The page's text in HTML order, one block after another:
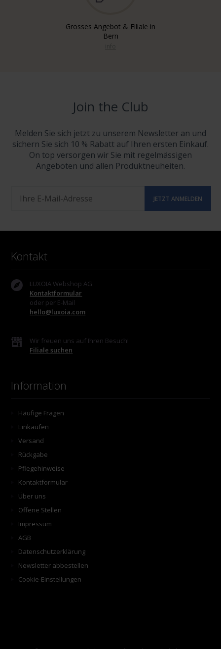
Grosses Angebot & Filiale in
Bern
Join the Club
Melden Sie sich jetzt zu unserem Newsletter an und
sichern Sie sich 10 % Rabatt auf Ihren ersten Einkauf.
On top versorgen wir Sie mit regelmässigen
Angeboten und allen Produktneuheiten.
Kontakt
LUXOIA Webshop AG
Kontaktformular
oder per E-Mail
hello@luxoia.com
Wir freuen uns auf Ihren Besuch!
Filiale suchen
Information
Häufige Fragen
Einkaufen
Versand
Rückgabe
Pflegehinweise
Kontaktformular
Über uns
Offene Stellen
Impressum
AGB
Datenschutzerklärung
Newsletter abbestellen
Cookie-Einstellungen